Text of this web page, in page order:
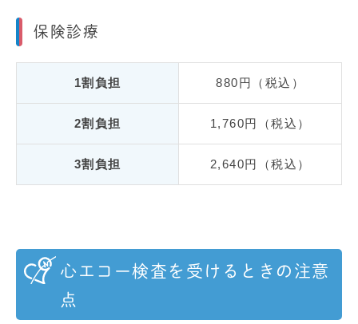
保険診療
1割負担 880円（税込）
2割負担 1,760円（税込）
3割負担 2,640円（税込）
心エコー検査を受けるときの注意
点